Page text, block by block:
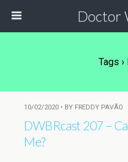
Doctor
Tags ›
10/02/2020 • BY FREDDY PAVÃO
DWBRcast 207 –
Me?